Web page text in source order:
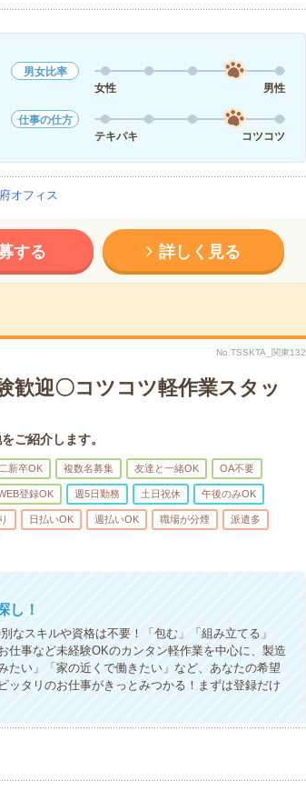
男女比率
女性
男性
仕事の仕方
テキパキ
コツコツ
オフィス
する 詳しく見る
No.TSSKTA_関東132
歓迎〇コツコツ軽作業スタッ
ご紹介します。
新卒OK 複数名募集 友達と一緒OK OA不要
登録OK 週5日勤務 土日祝休 午後のみOK
日払いOK 週払いOK 職場が分煙 派遣多
し！
なスキルや資格は不要！「包む」「組み立てる」
仕事など未経験OKのカンタン軽作業を中心に、製造
たい」「家の近くで働きたい」など、あなたの希望
ッタリのお仕事がきっとみつかる！まずは登録だけ